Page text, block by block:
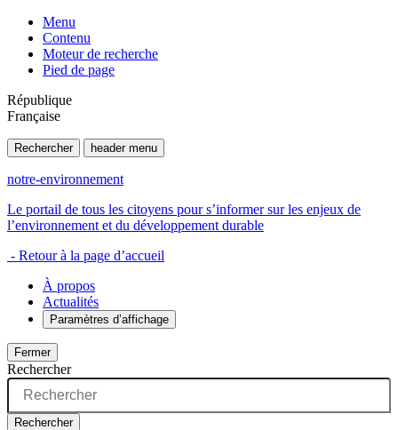
Menu
Contenu
Moteur de recherche
Pied de page
République
Française
Rechercher header menu
notre-environnement
Le portail de tous les citoyens pour s’informer sur les enjeux de
l’environnement et du développement durable
- Retour à la page d’accueil
À propos
Actualités
Paramètres d’affichage
Fermer
Rechercher
Rechercher